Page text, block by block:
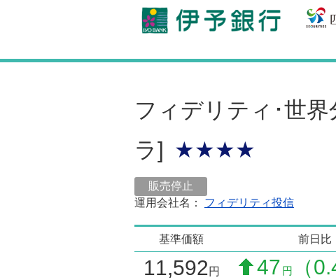
フィデリティ･世
ラ] ★★★★
販売停止
運用会社名： フィデリティ投信
基準価額 前日比
11,592円 47 円 （